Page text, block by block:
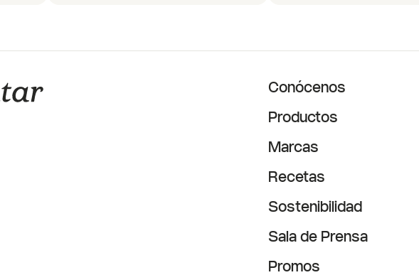
Conócenos
Productos
Marcas
Recetas
Sostenibilidad
Sala de Prensa
Promos